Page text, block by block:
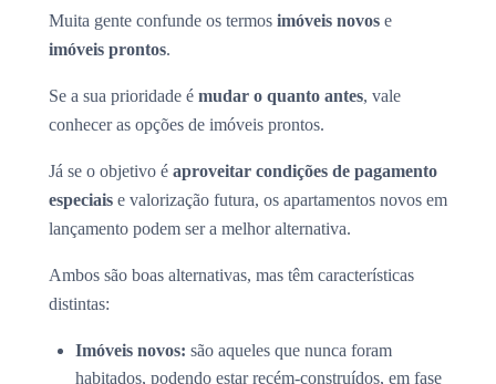
Muita gente confunde os termos imóveis novos e
imóveis prontos.
Se a sua prioridade é mudar o quanto antes, vale
conhecer as opções de imóveis prontos.
Já se o objetivo é aproveitar condições de pagamento
especiais e valorização futura, os apartamentos novos em
lançamento podem ser a melhor alternativa.
Ambos são boas alternativas, mas têm características
distintas:
Imóveis novos: são aqueles que nunca foram
habitados, podendo estar recém-construídos, em fase